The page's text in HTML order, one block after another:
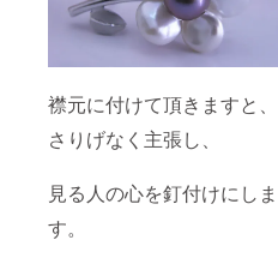
襟元に付けて頂きますと、
さりげなく主張し、
見る人の心を釘付けにしま
す。